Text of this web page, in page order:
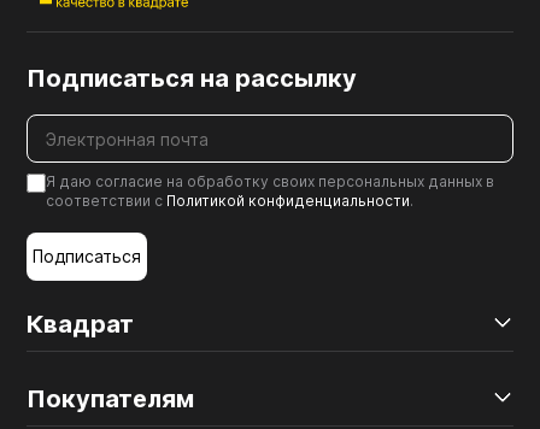
Квадрат
Покупателям
Подписаться на рассылку
Я даю согласие на обработку своих персональных данных в
соответствии с Политикой конфиденциальности.
Подписаться